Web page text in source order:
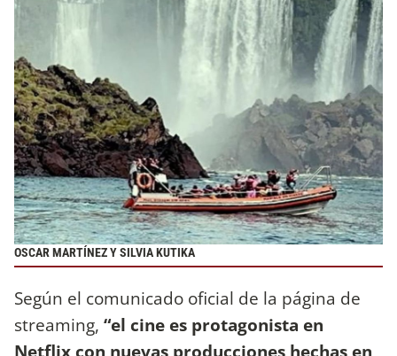
OSCAR MARTÍNEZ Y SILVIA KUTIKA
Según el comunicado oficial de la página de
streaming, “el cine es protagonista en
Netflix con nuevas producciones hechas en